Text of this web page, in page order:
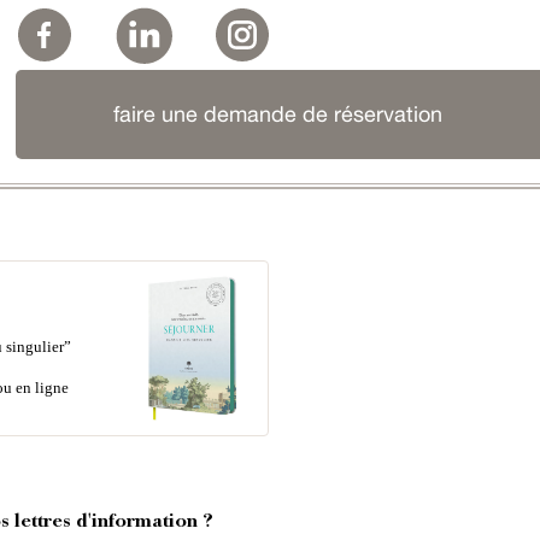
faire une demande de réservation
singulier”
en ligne
lettres d'information ?